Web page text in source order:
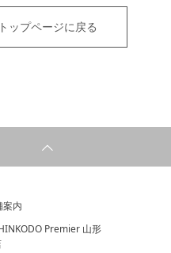
トップページに戻る
案内
Premier 山形